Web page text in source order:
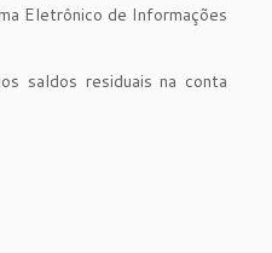
Eletrônico de Informações
saldos residuais na conta